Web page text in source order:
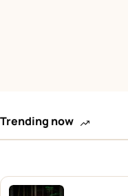
Trending now